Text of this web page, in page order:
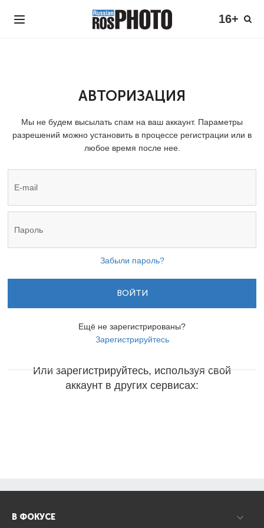
16+
АВТОРИЗАЦИЯ
Мы не будем высылать спам на ваш аккаунт. Параметры
разрешений можно установить в процессе регистрации или в
любое время после нее.
Забыли пароль?
ВОЙТИ
Ещё не зарегистрированы?
Зарегистрируйтесь
Или зарегистрируйтесь, используя свой
аккаунт в других сервисах:
В ФОКУСЕ